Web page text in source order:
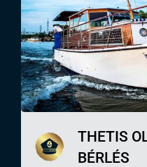
THETIS
BÉRLÉS